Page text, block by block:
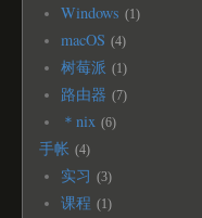
Windows 1
macOS 4
树莓派 1
路由器 7
＊nix 6
手帐 4
实习 3
课程 1